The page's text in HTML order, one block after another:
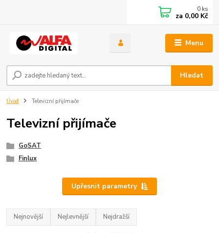
Menu
Hledat
0 ks
za 0,00 Kč
Úvod Televizní přijímače
Televizní přijímače
GoSAT
Finlux
Upřesnit parametry
Nejnovější Nejlevnější Nejdražší